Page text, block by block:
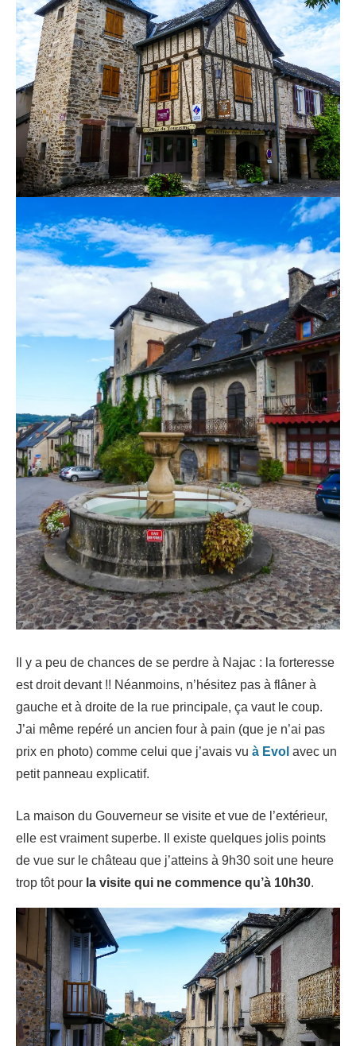
Il y a peu de chances de se perdre à Najac : la forteresse
est droit devant !! Néanmoins, n’hésitez pas à flâner à
gauche et à droite de la rue principale, ça vaut le coup.
J’ai même repéré un ancien four à pain (que je n’ai pas
prix en photo) comme celui que j’avais vu à Evol avec un
petit panneau explicatif.
La maison du Gouverneur se visite et vue de l’extérieur,
elle est vraiment superbe. Il existe quelques jolis points
de vue sur le château que j’atteins à 9h30 soit une heure
trop tôt pour la visite qui ne commence qu’à 10h30.